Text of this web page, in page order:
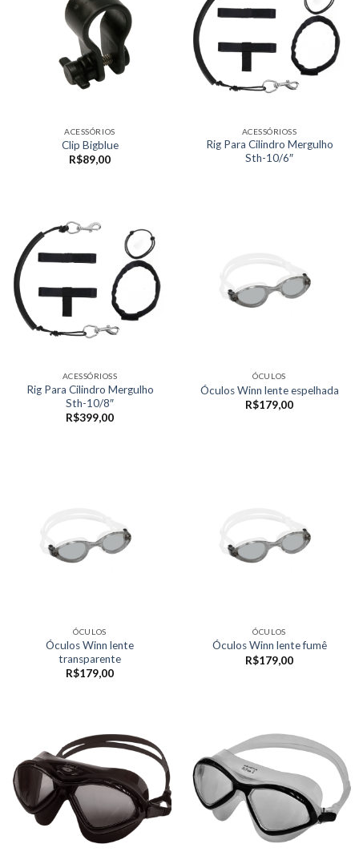
ACESSÓRIOS
Clip Bigblue
R$89,00
ACESSÓRIOSS
Rig Para Cilindro Mergulho
Sth-10/6″
ACESSÓRIOSS
Rig Para Cilindro Mergulho
Sth-10/8″
R$399,00
ÓCULOS
Óculos Winn lente espelhada
R$179,00
ÓCULOS
Óculos Winn lente
transparente
R$179,00
ÓCULOS
Óculos Winn lente fumê
R$179,00